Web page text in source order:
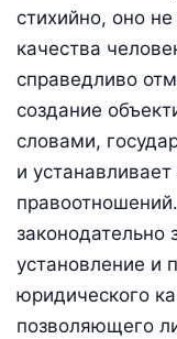
стихийно, оно
качества
справедливо
создание
словами,
и устанавливает
установление и
юридического
позволяющего